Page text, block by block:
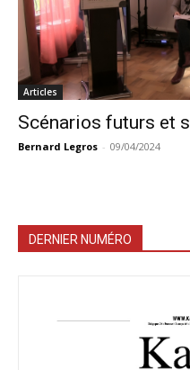
Articles
Scénarios futurs et
Bernard Legros - 09/04/2024
DERNIER NUMÉRO